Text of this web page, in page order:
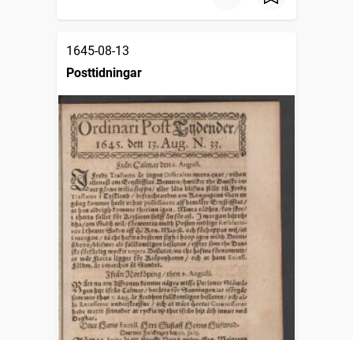
1645-08-13
Posttidningar